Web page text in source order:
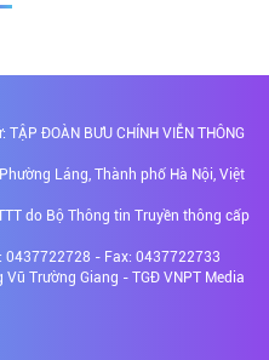
ĐOÀN BƯU CHÍNH VIỄN THÔNG
Láng, Thành phố Hà Nội, Việt
do Bộ Thông tin Truyền thông cấp
0437722728 - Fax: 0437722733
Trường Giang - TGĐ VNPT Media